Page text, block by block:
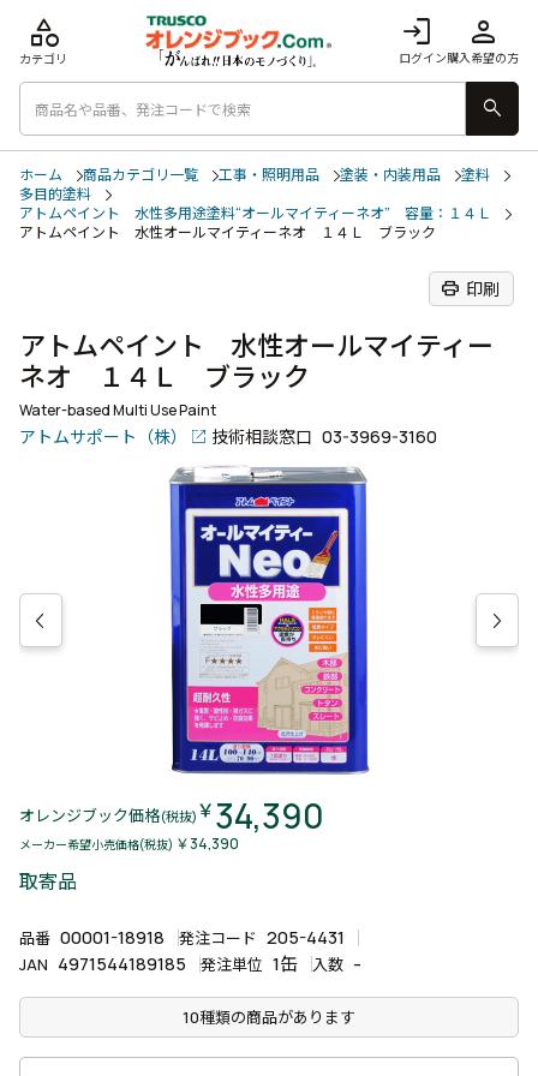
login
ログイン
person
購入希望の方
category
カテゴリ
search
ホーム 商品カテゴリ一覧 工事・照明用品 塗装・内装用品
塗料
多目的塗料
アトムペイント 水性多用途塗料“オールマイティーネオ” 容量：１４Ｌ
アトムペイント 水性オールマイティーネオ １４Ｌ ブラック
print 印刷
アトムペイント 水性オールマイティー
ネオ １４Ｌ ブラック
Water-based Multi Use Paint
アトムサポート（株） 技術相談窓口 03-3969-3160
オレンジブック価格(税抜) ￥34,390
メーカー希望小売価格(税抜) ￥34,390
取寄品
品番 00001-18918 発注コード 205-4431
JAN 4971544189185 発注単位 1缶 入数 -
10種類の商品があります